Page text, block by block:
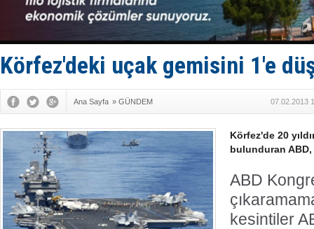
Fairline,
Baltık
Runit
Türk
Körfez'deki uçak gemisini 1'e
Ana Sayfa » GÜNDEM 07.02.2013
Körfez'de 20
bulunduran
ABD
kesintiler